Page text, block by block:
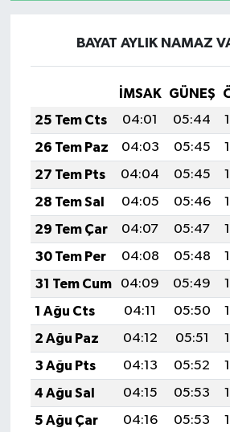
BAYAT AYLIK NAMAZ
İMSAK GÜNEŞ
25 Tem Cts
04:01 05:44
26 Tem Paz
04:03 05:45
27 Tem Pts
04:04 05:45
28 Tem Sal
04:05 05:46
29 Tem Çar
04:07 05:47
30 Tem Per
04:08 05:48
31 Tem Cum
04:09 05:49
1 Ağu Cts
04:11 05:50
2 Ağu Paz
04:12 05:51
3 Ağu Pts
04:13 05:52
4 Ağu Sal
04:15 05:53
5 Ağu Çar
04:16 05:53